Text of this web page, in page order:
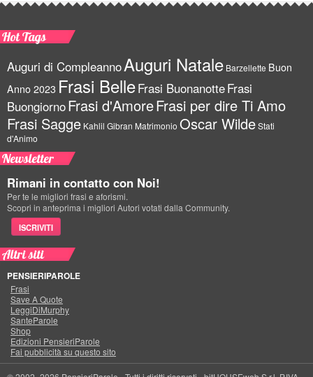
Hot Tags
Auguri di CompleannoAuguri Natale Barzellette Buon
Anno 2023 Frasi BelleFrasi BuonanotteFrasi
BuongiornoFrasi d'AmoreFrasi per dire Ti Amo
Frasi Sagge Kahlil Gibran Matrimonio Oscar WildeStati
d'Animo
Newsletter
Rimani in contatto con Noi!
Per te le migliori frasi e aforismi.
Scopri in anteprima i migliori Autori votati dalla Community.
ISCRIVITI
Altri siti
PENSIERIPAROLE
Frasi
Save A Quote
LeggiDiMurphy
SanteParole
Shop
Edizioni PensieriParole
Fai pubblicità su questo sito